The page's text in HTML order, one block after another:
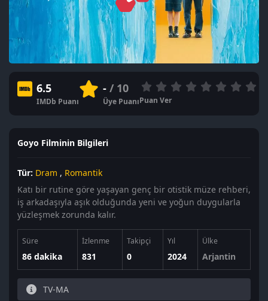
6.5
IMDb Puanı
-/ 10
Üye PuanıPuan Ver
Goyo Filminin Bilgileri
Tür: Dram , Romantik
Katı bir rutine göre yaşayan genç bir otistik müze rehberi,
iş arkadaşıyla aşık olduğunda yeni ve yoğun duygularla
yüzleşmek zorunda kalır.
Süre
86 dakika
İzlenme
831
Takipçi
0
Yıl
2024
Ülke
Arjantin
TV-MA